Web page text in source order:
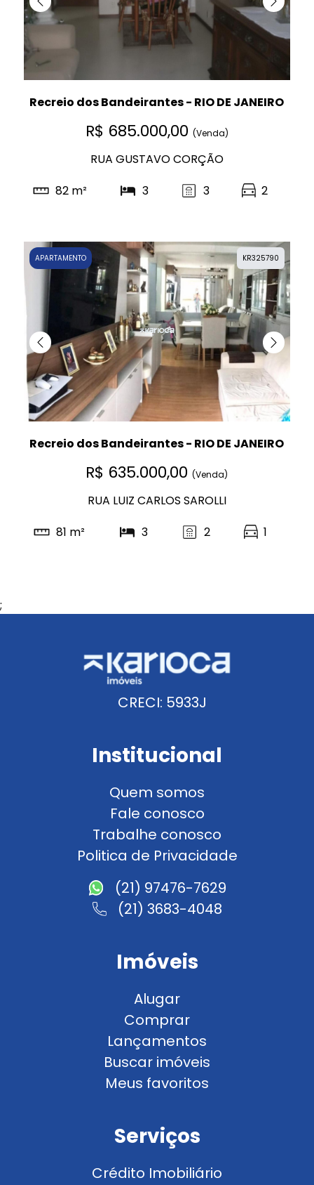
Recreio dos Bandeirantes - RIO DE JANEIRO
R$ 685.000,00 (Venda)
RUA GUSTAVO CORÇÃO
82 m²
3 3 2
KR325790
APARTAMENTO
Recreio dos Bandeirantes - RIO DE JANEIRO
R$ 635.000,00(Venda)
RUA LUIZ CARLOS SAROLLI
81 m²
3 2 1
;
CRECI: 5933J
Institucional
Quem somos
Fale conosco
Trabalhe conosco
Politica de Privacidade
(21) 97476-7629
(21) 3683-4048
Imóveis
Alugar
Comprar
Lançamentos
Buscar imóveis
Meus favoritos
Serviços
Crédito Imobiliário